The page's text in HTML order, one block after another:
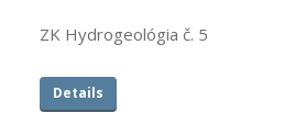
ZK Hydrogeológia č. 5
Details